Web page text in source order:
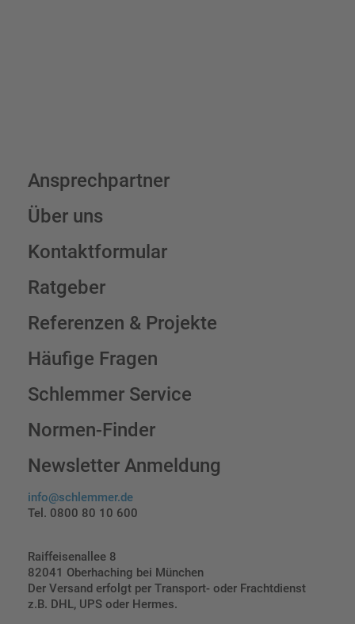
Ansprechpartner
Über uns
Kontaktformular
Ratgeber
Referenzen & Projekte
Häufige Fragen
Schlemmer Service
Normen-Finder
Newsletter Anmeldung
info@schlemmer.de
Tel. 0800 80 10 600
Raiffeisenallee 8
82041 Oberhaching bei München
Der Versand erfolgt per Transport- oder Frachtdienst
z.B. DHL, UPS oder Hermes.